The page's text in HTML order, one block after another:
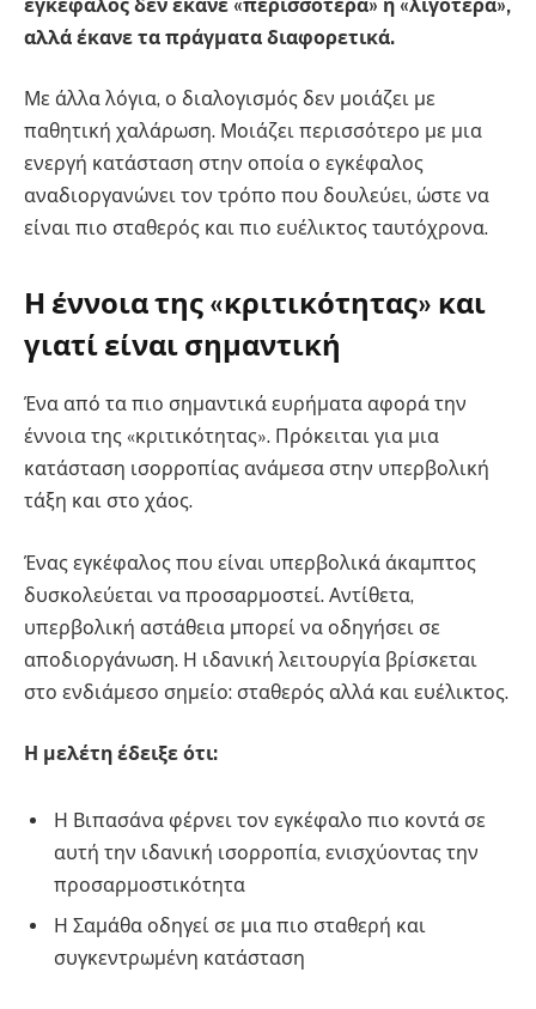
εγκέφαλος δεν έκανε «περισσότερα» ή «λιγότερα»,
αλλά έκανε τα πράγματα διαφορετικά.
Με άλλα λόγια, ο διαλογισμός δεν μοιάζει με
παθητική χαλάρωση. Μοιάζει περισσότερο με μια
ενεργή κατάσταση στην οποία ο εγκέφαλος
αναδιοργανώνει τον τρόπο που δουλεύει, ώστε να
είναι πιο σταθερός και πιο ευέλικτος ταυτόχρονα.
Η έννοια της «κριτικότητας» και
γιατί είναι σημαντική
Ένα από τα πιο σημαντικά ευρήματα αφορά την
έννοια της «κριτικότητας». Πρόκειται για μια
κατάσταση ισορροπίας ανάμεσα στην υπερβολική
τάξη και στο χάος.
Ένας εγκέφαλος που είναι υπερβολικά άκαμπτος
δυσκολεύεται να προσαρμοστεί. Αντίθετα,
υπερβολική αστάθεια μπορεί να οδηγήσει σε
αποδιοργάνωση. Η ιδανική λειτουργία βρίσκεται
στο ενδιάμεσο σημείο: σταθερός αλλά και ευέλικτος.
Η μελέτη έδειξε ότι:
Η Βιπασάνα φέρνει τον εγκέφαλο πιο κοντά σε
αυτή την ιδανική ισορροπία, ενισχύοντας την
προσαρμοστικότητα
Η Σαμάθα οδηγεί σε μια πιο σταθερή και
συγκεντρωμένη κατάσταση